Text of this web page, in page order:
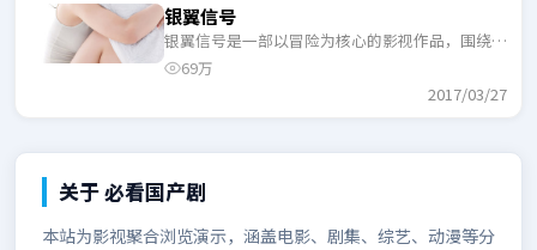
银翼信号
银翼信号是一部以冒险为核心的影视作品，围绕危
机、反转与人物成长展开，整体节奏紧凑，适合一
69万
2017/03/27
关于必看国产剧
本站为影视聚合浏览演示，涵盖电影、剧集、综艺、动漫等分